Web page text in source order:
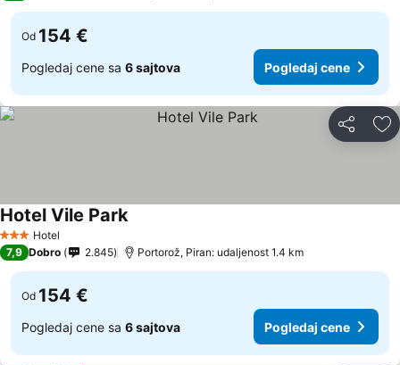
Od 154 €
Pogledaj cene sa 6 sajtova Pogledaj cene
Deli
3 Zvezdice
Hotel
Hotel Vile Park
7,9 Dobro 2.845 Portorož, Piran: udaljenost 1.4 km
Od 154 €
Pogledaj cene sa 6 sajtova Pogledaj cene